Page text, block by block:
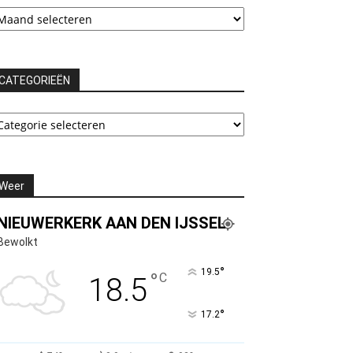
AAN DEN IJSSEL
18.5°C 19.5°
17.2°